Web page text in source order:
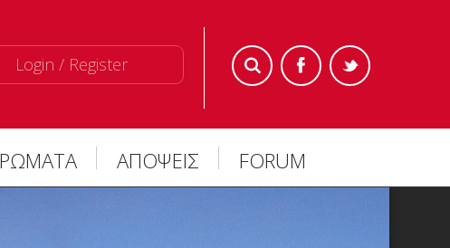
Login / Register
ΑΠΟΨΕΙΣ FORUM